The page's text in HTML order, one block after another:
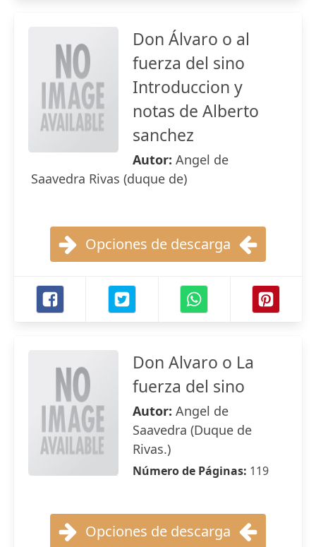
Don Álvaro o al
fuerza del sino
Introduccion y
notas de Alberto
sanchez
Autor: Angel de
Saavedra Rivas (duque de)
Opciones de descarga
Don Alvaro o La
fuerza del sino
Autor: Angel de
Saavedra (Duque de
Rivas.)
Número de Páginas: 119
Opciones de descarga